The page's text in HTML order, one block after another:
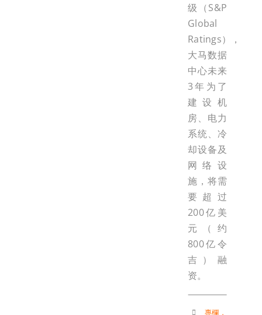
级（S&P
Global
Ratings），
大马数据
中心未来
3年为了
建设机
房、电力
系统、冷
却设备及
网络设
施，将需
要超过
200亿美
元（约
800亿令
吉）融
资。
專欄 ，